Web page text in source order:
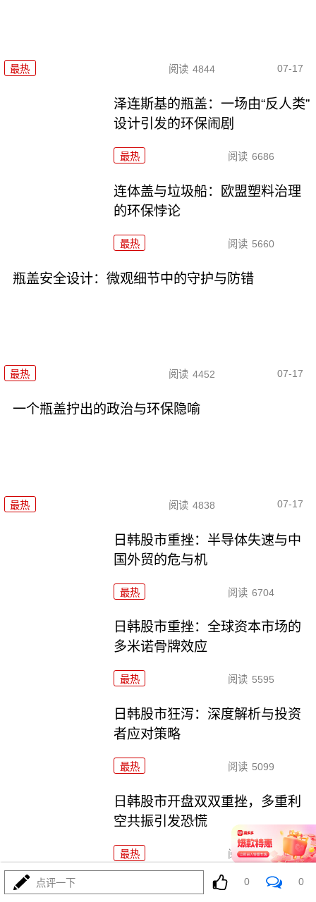
最热 阅读 4844 07-17
泽连斯基的瓶盖：一场由“反人类”
设计引发的环保闹剧
最热 阅读 6686
连体盖与垃圾船：欧盟塑料治理
的环保悖论
最热 阅读 5660
瓶盖安全设计：微观细节中的守护与防错
最热 阅读 4452 07-17
一个瓶盖拧出的政治与环保隐喻
最热 阅读 4838 07-17
日韩股市重挫：半导体失速与中
国外贸的危与机
最热 阅读 6704
日韩股市重挫：全球资本市场的
多米诺骨牌效应
最热 阅读 5595
日韩股市狂泻：深度解析与投资
者应对策略
最热 阅读 5099
日韩股市开盘双双重挫，多重利
空共振引发恐慌
最热 阅读 4923
韩股熔断警示：投资者应果断抛
点评一下 0 0